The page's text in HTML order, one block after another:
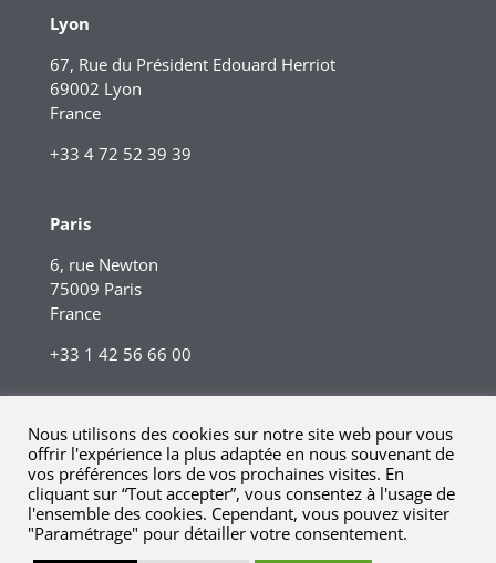
Lyon
67, Rue du Président Edouard Herriot
69002 Lyon
France
+33 4 72 52 39 39
Paris
6, rue Newton
75009 Paris
France
+33 1 42 56 66 00
Nous utilisons des cookies sur notre site web pour vous
offrir l'expérience la plus adaptée en nous souvenant de
vos préférences lors de vos prochaines visites. En
cliquant sur “Tout accepter”, vous consentez à l'usage de
l'ensemble des cookies. Cependant, vous pouvez visiter
"Paramétrage" pour détailler votre consentement.